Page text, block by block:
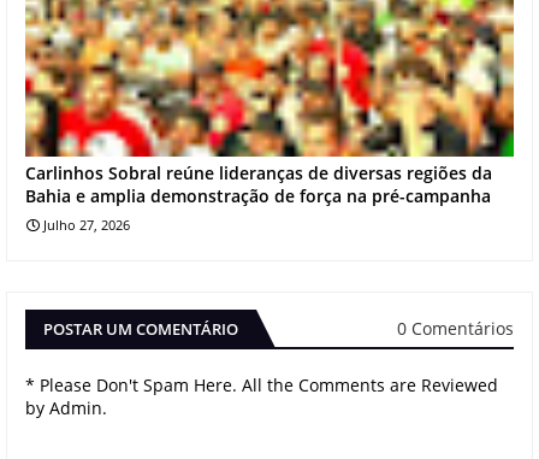
Carlinhos Sobral reúne lideranças de diversas regiões da
Bahia e amplia demonstração de força na pré-campanha
Julho 27, 2026
POSTAR UM COMENTÁRIO 0 Comentários
* Please Don't Spam Here. All the Comments are Reviewed
by Admin.